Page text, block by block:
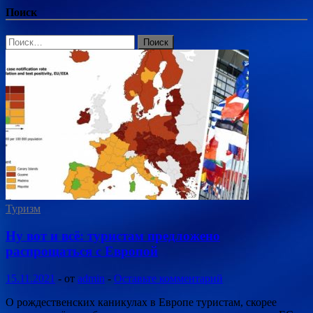
Поиск
Найти:
Туризм
Ну вот и всё: туристам предложено
распрощаться с Европой
15.11.2021 - от admin - Оставьте комментарий
О рождественских каникулах в Европе туристам, скорее